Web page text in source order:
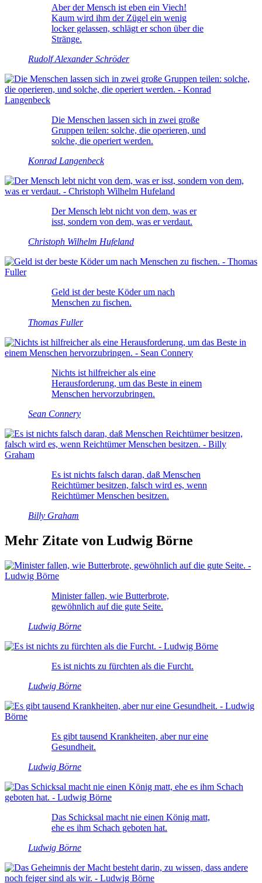
Aber der Mensch ist eben ein Viech!
Kaum wird ihm der Zügel ein wenig
locker gelassen, schlägt er schon über die
Stränge.
Rudolf Alexander Schröder
Die Menschen lassen sich in zwei große
Gruppen teilen: solche, die operieren, und
solche, die operiert werden.
Konrad Langenbeck
Der Mensch lebt nicht von dem, was er
isst, sondern von dem, was er verdaut.
Christoph Wilhelm Hufeland
Geld ist der beste Köder um nach
Menschen zu fischen.
Thomas Fuller
Nichts ist hilfreicher als eine
Herausforderung, um das Beste in einem
Menschen hervorzubringen.
Sean Connery
Es ist nichts falsch daran, daß Menschen
Reichtümer besitzen, falsch wird es, wenn
Reichtümer Menschen besitzen.
Billy Graham
Mehr Zitate von Ludwig Börne
Minister fallen, wie Butterbrote,
gewöhnlich auf die gute Seite.
Ludwig Börne
Es ist nichts zu fürchten als die Furcht.
Ludwig Börne
Es gibt tausend Krankheiten, aber nur eine
Gesundheit.
Ludwig Börne
Das Schicksal macht nie einen König matt,
ehe es ihm Schach geboten hat.
Ludwig Börne